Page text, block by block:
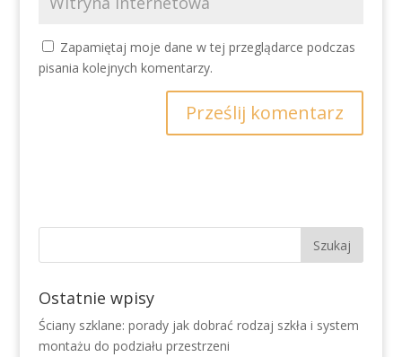
Zapamiętaj moje dane w tej przeglądarce podczas
pisania kolejnych komentarzy.
Ostatnie wpisy
Ściany szklane: porady jak dobrać rodzaj szkła i system
montażu do podziału przestrzeni